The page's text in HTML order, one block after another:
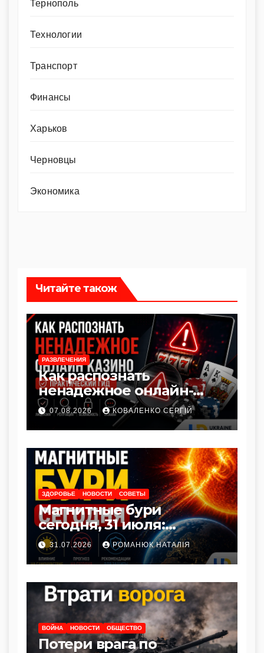
Тернополь
Технологии
Транспорт
Финансы
Харьков
Черновцы
Экономика
Читайте також
РАЗВЛЕЧЕНИЯ
Как распознать
ненадежное онлайн-
казино — практическое
руководство для
новичков
07.08.2026 КОВАЛЕНКО СЕРГІЙ
ЗДОРОВЬЕ НОВОСТИ СОВЕТЫ
Магнитные бури
сегодня, 31 июля:
актуальный прогноз и
как защитить здоровье
31.07.2026 РОМАНЮК НАТАЛІЯ
ВОЙНА НОВОСТИ ОБЩЕСТВО
Потери врага по